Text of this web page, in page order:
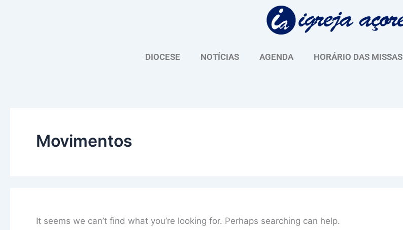
DIOCESE NOTÍCIAS AGENDA HORÁRIO DAS MISSAS
Movimentos
It seems we can’t find what you’re looking for. Perhaps searching can help.